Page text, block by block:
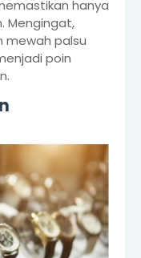
hanya
Mengingat,
mewah palsu
poin